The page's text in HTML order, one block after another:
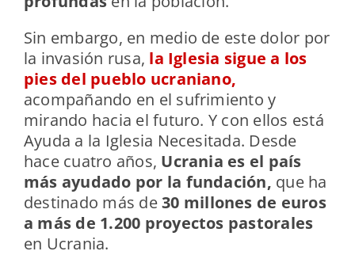
Sin embargo, en medio de este dolor por
la invasión rusa, la Iglesia sigue a los
pies del pueblo ucraniano,
acompañando en el sufrimiento y
mirando hacia el futuro. Y con ellos está
Ayuda a la Iglesia Necesitada. Desde
hace cuatro años, Ucrania es el país
más ayudado por la fundación, que ha
destinado más de30 millones de euros
a más de 1.200 proyectos pastorales
en Ucrania.